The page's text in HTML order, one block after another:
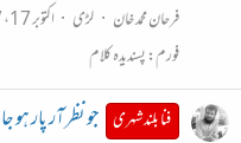
فرحان محمد خان
لڑی اکتوبر 17، 2017
فورم:پسندیدہ کلام
فنا بلند شہری جو نظر آر پار